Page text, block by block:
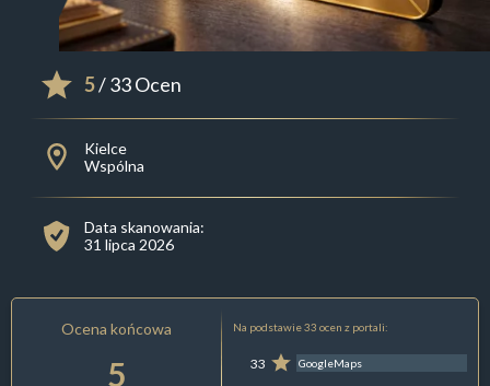
5/ 33 Ocen
Kielce
Wspólna
Data skanowania:
31 lipca 2026
Ocena końcowa
5
Na podstawie 33 ocen z portali:
33 GoogleMaps